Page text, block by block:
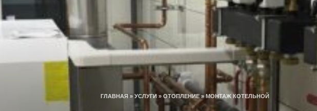
ГЛАВНАЯ » УСЛУГИ» ОТОПЛЕНИЕ» МОНТАЖ КОТЕЛЬНОЙ